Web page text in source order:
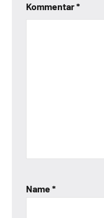
Kommentar*
Name*